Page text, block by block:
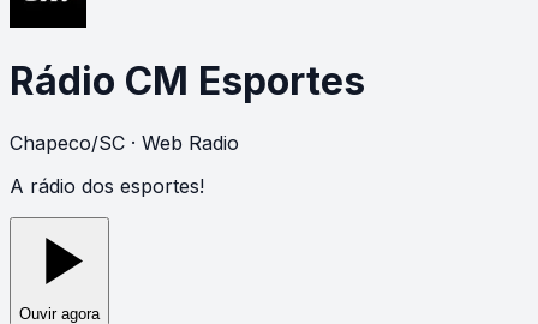
Rádio CM Esportes
Chapeco/SC · Web Radio
A rádio dos esportes!
Ouvir agora